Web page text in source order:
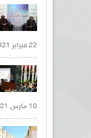
22 فبراير 2021 |
10 مارس 2021 |